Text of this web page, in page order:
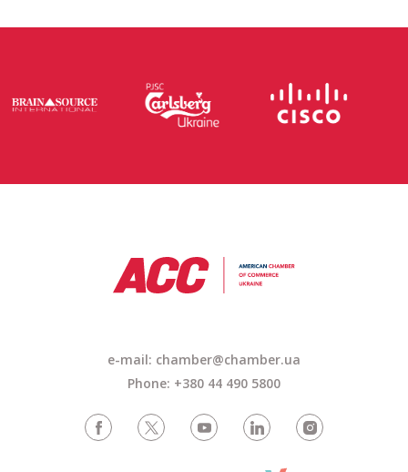
e-mail: chamber@chamber.ua
Phone: +380 44 490 5800